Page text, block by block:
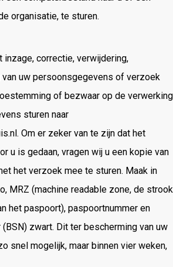
organisatie, te sturen.
inzage, correctie, verwijdering,
uw persoonsgegevens of verzoek
of bezwaar op de verwerking
sturen naar
Om er zeker van te zijn dat het
u is gedaan, vragen wij u een kopie van
het verzoek mee te sturen. Maak in
MRZ (machine readable zone, de strook
het paspoort), paspoortnummer en
zwart. Dit ter bescherming van uw
snel mogelijk, maar binnen vier weken,